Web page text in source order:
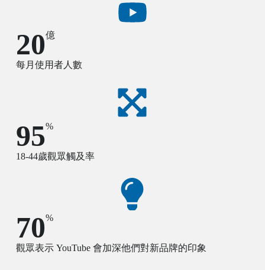
20億
每月使用者人數
95%
18-44歲觀眾觸及率
70%
觀眾表示 YouTube 會加深他們對新品牌的印象